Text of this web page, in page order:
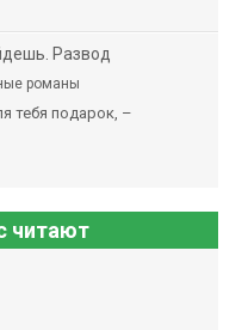
Развод
романы
тебя подарок, –
читают